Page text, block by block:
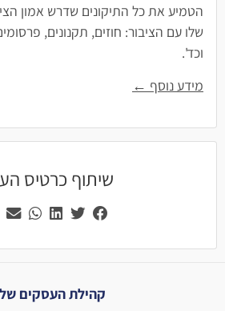
הטמיע את כל התיקונים שדרש אמון
שלו עם הציבור: חוזים, תקנונים,
וכד'.
מידע נוסף ←
שיתוף כרטיס
קהילת העסקים